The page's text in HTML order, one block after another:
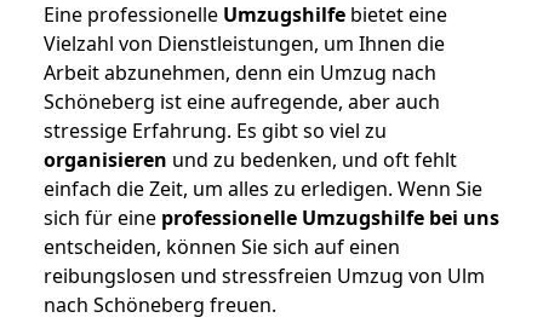
Eine professionelle Umzugshilfe bietet eine
Vielzahl von Dienstleistungen, um Ihnen die
Arbeit abzunehmen, denn ein Umzug nach
Schöneberg ist eine aufregende, aber auch
stressige Erfahrung. Es gibt so viel zu
organisieren und zu bedenken, und oft fehlt
einfach die Zeit, um alles zu erledigen. Wenn Sie
sich für eine professionelle Umzugshilfe bei uns
entscheiden, können Sie sich auf einen
reibungslosen und stressfreien Umzug von Ulm
nach Schöneberg freuen.